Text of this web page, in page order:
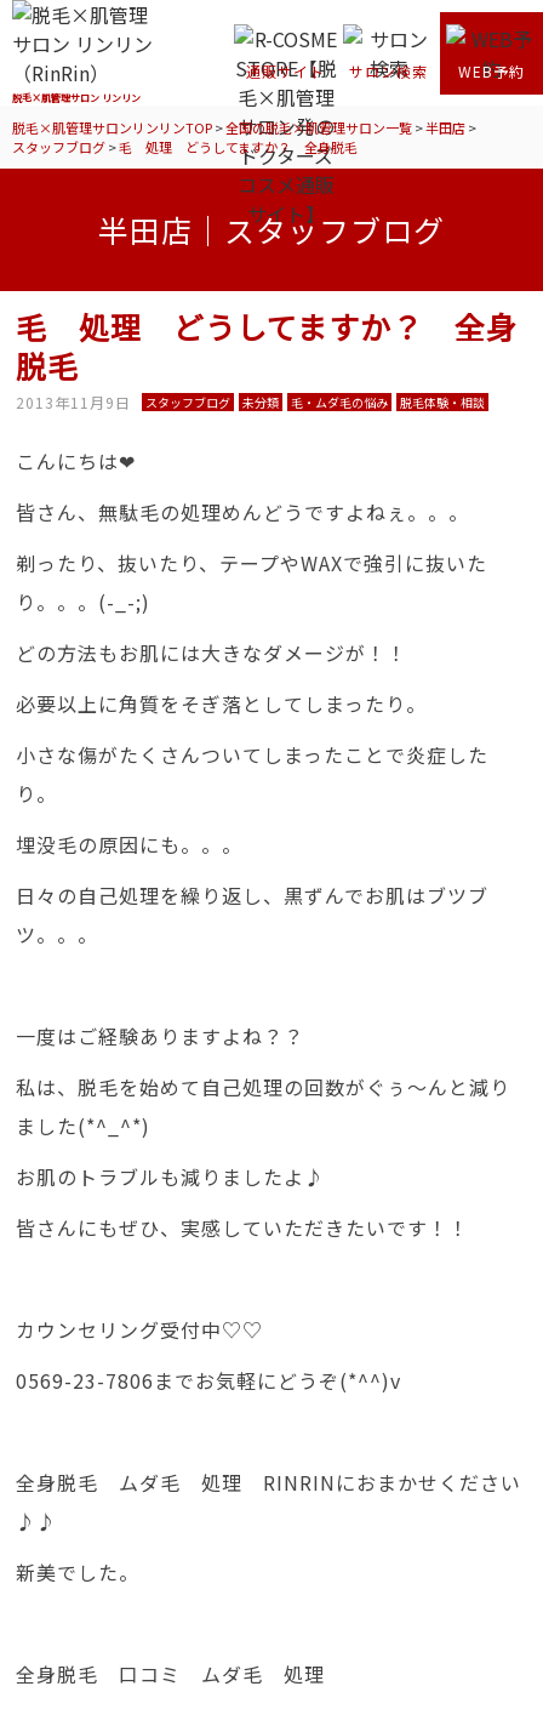
脱毛×肌管理サロン リンリン
通販サイト サロン検索 WEB予約
脱毛×肌管理サロンリンリンTOP>全国の脱毛×肌管理サロン一覧>半田店>
スタッフブログ>毛 処理 どうしてますか？ 全身脱毛
半田店｜スタッフブログ
毛 処理 どうしてますか？ 全身
脱毛
2013年11月9日 スタッフブログ 未分類 毛・ムダ毛の悩み 脱毛体験・相談
こんにちは❤
皆さん、無駄毛の処理めんどうですよねぇ。。。
剃ったり、抜いたり、テープやWAXで強引に抜いた
り。。。(-_-;)
どの方法もお肌には大きなダメージが！！
必要以上に角質をそぎ落としてしまったり。
小さな傷がたくさんついてしまったことで炎症した
り。
埋没毛の原因にも。。。
日々の自己処理を繰り返し、黒ずんでお肌はブツブ
ツ。。。
一度はご経験ありますよね？？
私は、脱毛を始めて自己処理の回数がぐぅ～んと減り
ました(*^_^*)
お肌のトラブルも減りましたよ♪
皆さんにもぜひ、実感していただきたいです！！
カウンセリング受付中♡♡
0569-23-7806までお気軽にどうぞ(*^^)v
全身脱毛 ムダ毛 処理 RINRINにおまかせください
♪♪
新美でした。
全身脱毛 口コミ ムダ毛 処理